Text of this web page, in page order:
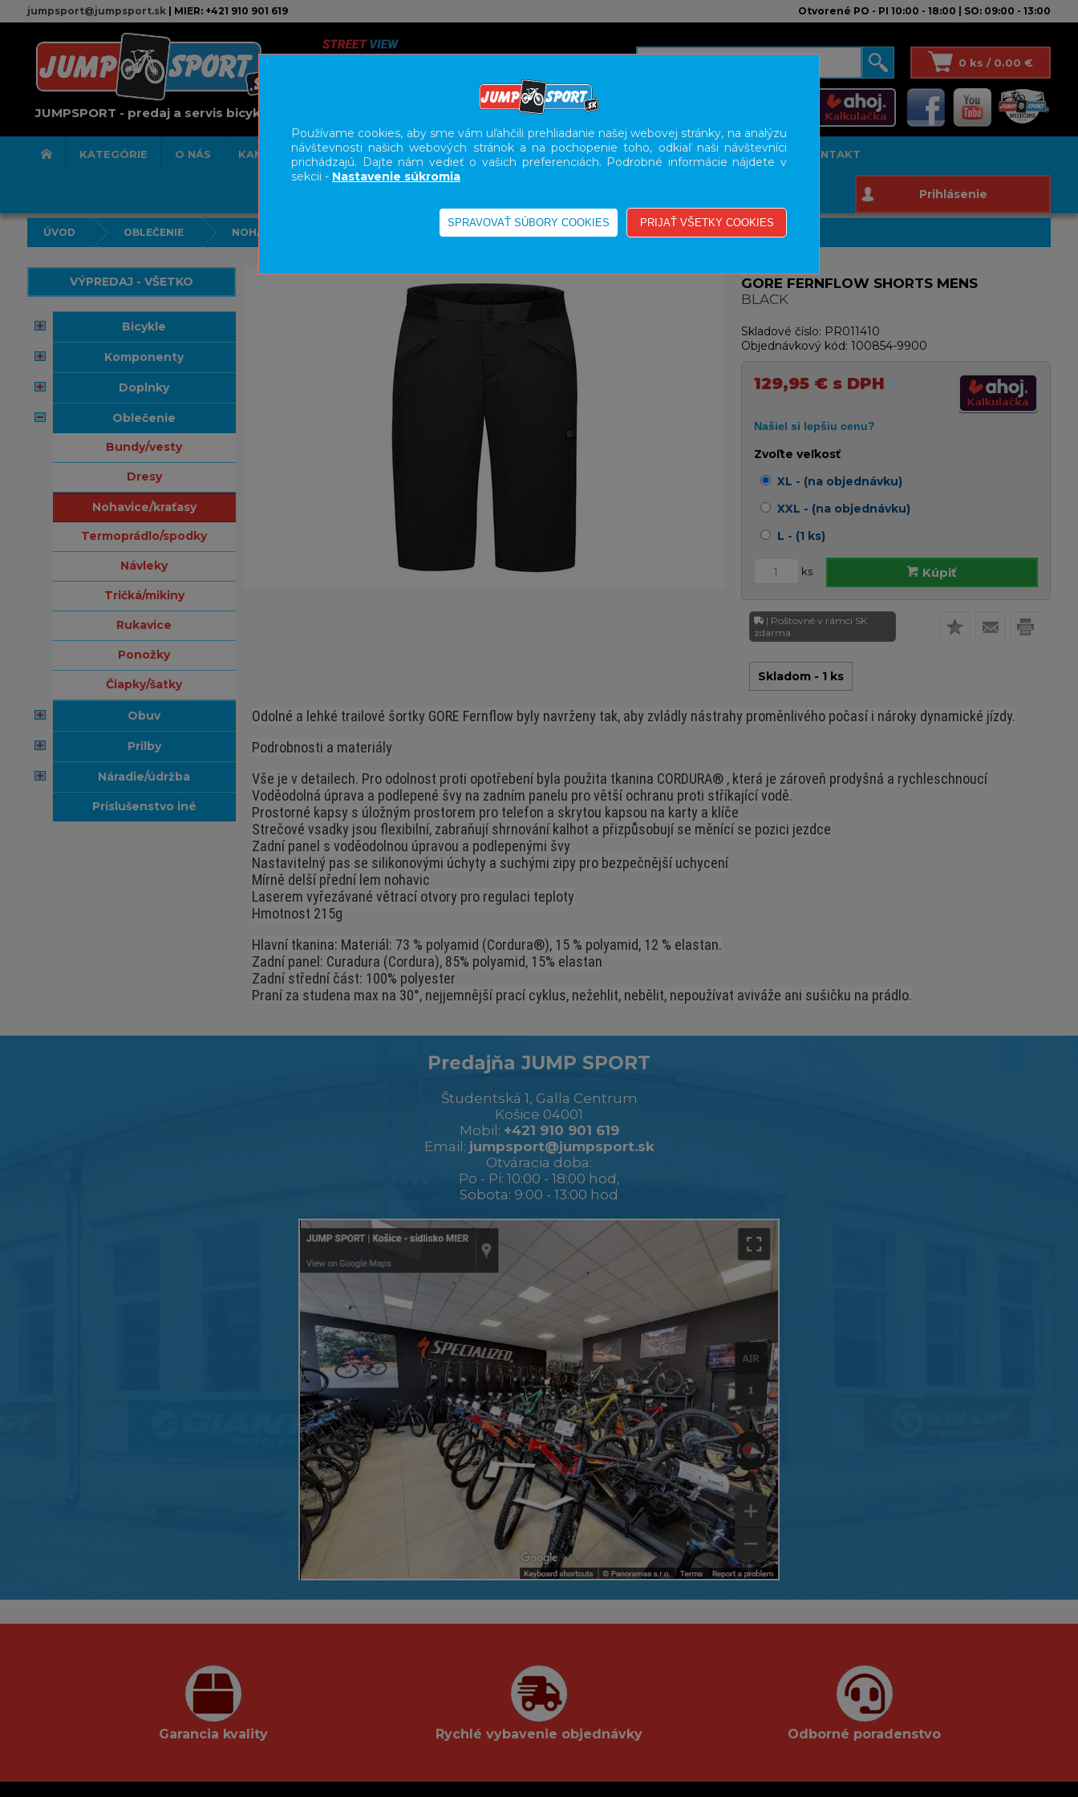
jumpsport@jumpsport.sk| MIER: +421 910 901 619 Otvorené PO - PI 10:00 - 18:00 | SO: 09:00 - 13:00
JUMPSPORT - predaj a servis bicyklov
0 ks / 0.00 €
KATEGÓRIE O NÁS KAMENNÁ PREDAJNA SERVIS SLUŽBY KARIÉRA BODY GEOMETRY FIT STUDIO KONTAKT
Prihlásenie
ÚVOD OBLEČENIE NOHAVICE/KRAŤASY
VÝPREDAJ - VŠETKO
bicykle
komponenty
doplnky
oblečenie
bundy/vesty
dresy
nohavice/kraťasy
termoprádlo/spodky
návleky
tričká/mikiny
rukavice
ponožky
čiapky/šatky
obuv
prilby
náradie/údržba
príslušenstvo iné
GORE FERNFLOW SHORTS MENS
BLACK
Skladové číslo: PR011410
Objednávkový kód: 100854-9900
129,95 €s DPH
Zvoľte veľkosť
XL - (na objednávku)
XXL - (na objednávku)
L - (1 ks)
ks Kúpiť
| Poštovné v rámci SK
zdarma
Skladom - 1 ks
Odolné a lehké trailové šortky GORE Fernflow byly navrženy tak, aby zvládly nástrahy proměnlivého počasí i nároky dynamické jízdy.
Podrobnosti a materiály
Vše je v detailech. Pro odolnost proti opotřebení byla použita tkanina CORDURA® , která je zároveň prodyšná a rychleschnoucí
Voděodolná úprava a podlepené švy na zadním panelu pro větší ochranu proti stříkající vodě.
Prostorné kapsy s úložným prostorem pro telefon a skrytou kapsou na karty a klíče
Strečové vsadky jsou flexibilní, zabraňují shrnování kalhot a přizpůsobují se měnící se pozici jezdce
Zadní panel s voděodolnou úpravou a podlepenými švy
Nastavitelný pas se silikonovými úchyty a suchými zipy pro bezpečnější uchycení
Mírně delší přední lem nohavic
Laserem vyřezávané větrací otvory pro regulaci teploty
Hmotnost 215g
Hlavní tkanina: Materiál: 73 % polyamid (Cordura®), 15 % polyamid, 12 % elastan.
Zadní panel: Curadura (Cordura), 85% polyamid, 15% elastan
Zadní střední část: 100% polyester
Praní za studena max na 30°, nejjemnější prací cyklus, nežehlit, nebělit, nepoužívat aviváže ani sušičku na prádlo.
Predajňa JUMP SPORT
Študentská 1, Galla Centrum
Košice 04001
Mobil: +421 910 901 619
Email: jumpsport@jumpsport.sk
Otváracia doba:
Po - Pi: 10:00 - 18:00 hod,
Sobota: 9:00 - 13:00 hod
Garancia kvality Rychlé vybavenie objednávky Odborné poradenstvo
Používame cookies, aby sme vám uľahčili prehliadanie našej webovej stránky, na analýzu
návštevnosti našich webových stránok a na pochopenie toho, odkiaľ naši návštevníci
prichádzajú. Dajte nám vedieť o vašich preferenciách. Podrobné informácie nájdete v
sekcii - Nastavenie súkromia